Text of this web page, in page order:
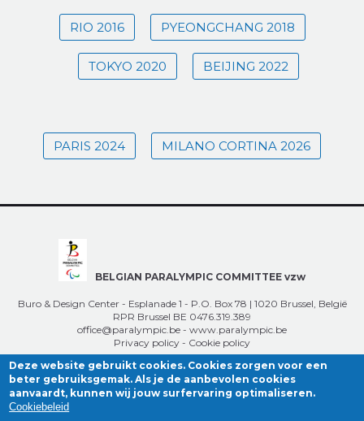
RIO 2016 PYEONGCHANG 2018
TOKYO 2020 BEIJING 2022
PARIS 2024 MILANO CORTINA 2026
BELGIAN PARALYMPIC COMMITTEE vzw
Buro & Design Center - Esplanade 1 - P.O. Box 78 | 1020 Brussel, België
RPR Brussel BE 0476.319.389
office@paralympic.be - www.paralympic.be
Privacy policy - Cookie policy
Deze website gebruikt cookies. Cookies zorgen voor een
beter gebruiksgemak. Als je de aanbevolen cookies
aanvaardt, kunnen wij jouw surfervaring optimaliseren.
Cookiebeleid